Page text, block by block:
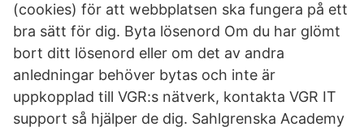
(cookies) för att webbplatsen ska fungera på ett
bra sätt för dig. Byta lösenord Om du har glömt
bort ditt lösenord eller om det av andra
anledningar behöver bytas och inte är
uppkopplad till VGR:s nätverk, kontakta VGR IT
support så hjälper de dig. Sahlgrenska Academy